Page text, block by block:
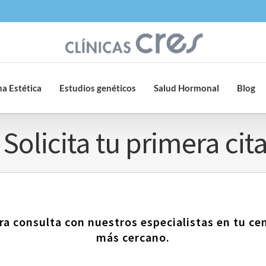
Estética Estudios genéticos Salud Hormonal Blog
Solicita tu primera
consulta con nuestros especialistas en tu
más cercano.